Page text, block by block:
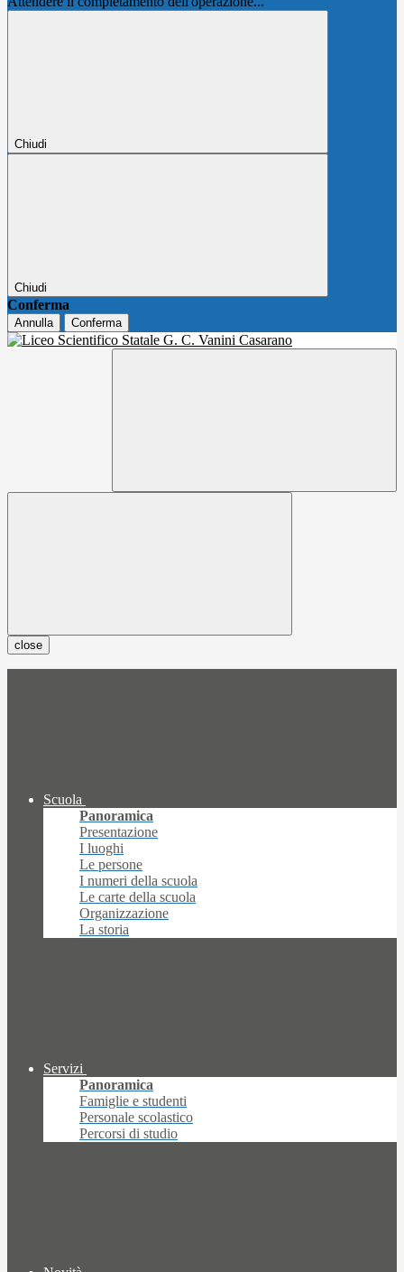
Chiudi
Chiudi
Conferma
Annulla Conferma
close
Scuola
Panoramica
Presentazione
I luoghi
Le persone
I numeri della scuola
Le carte della scuola
Organizzazione
La storia
Servizi
Panoramica
Famiglie e studenti
Personale scolastico
Percorsi di studio